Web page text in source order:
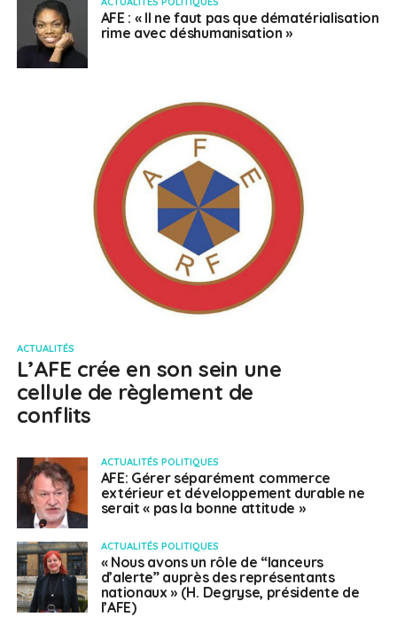
AFE : « Il ne faut pas que dématérialisation
rime avec déshumanisation »
ACTUALITÉS
L’AFE crée en son sein une
cellule de règlement de
conflits
ACTUALITÉS POLITIQUES
AFE: Gérer séparément commerce
extérieur et développement durable ne
serait « pas la bonne attitude »
ACTUALITÉS POLITIQUES
« Nous avons un rôle de “lanceurs
d’alerte” auprès des représentants
nationaux » (H. Degryse, présidente de
l’AFE)